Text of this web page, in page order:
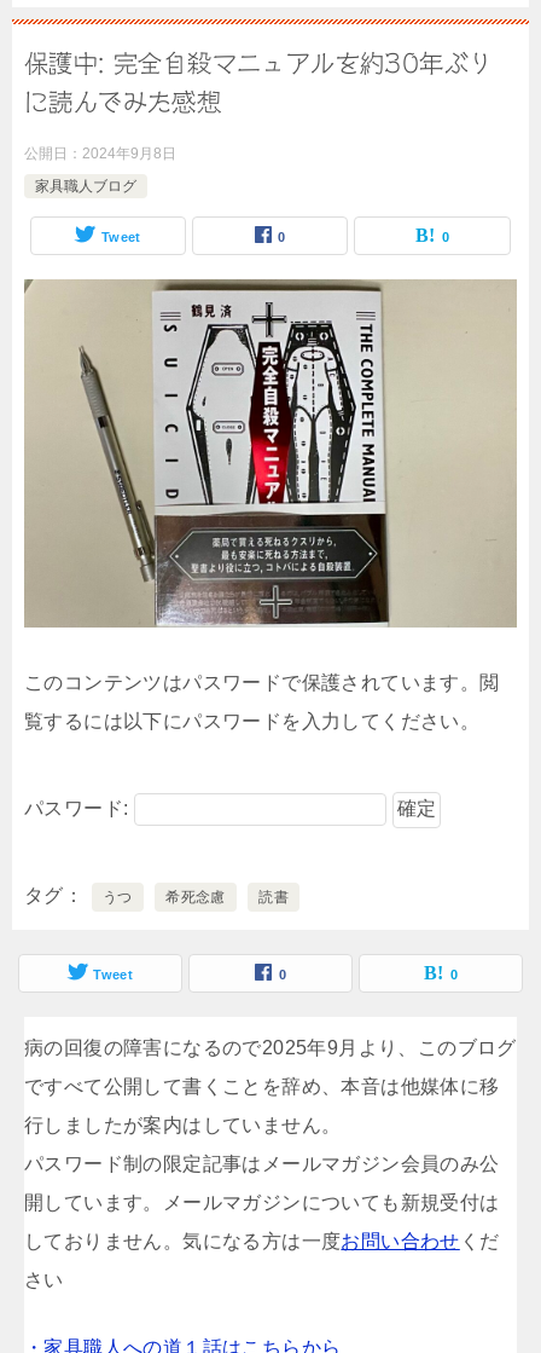
保護中: 完全自殺マニュアルを約30年ぶり
に読んでみた感想
公開日： 2024年9月8日
家具職人ブログ
Tweet 0 0
このコンテンツはパスワードで保護されています。閲
覧するには以下にパスワードを入力してください。
パスワード:
タグ うつ 希死念慮 読書
Tweet 0 0
病の回復の障害になるので2025年9月より、このブログ
ですべて公開して書くことを辞め、本音は他媒体に移
行しましたが案内はしていません。
パスワード制の限定記事はメールマガジン会員のみ公
開しています。メールマガジンについても新規受付は
しておりません。気になる方は一度お問い合わせ くだ
さい
・家具職人への道１話はこちらから